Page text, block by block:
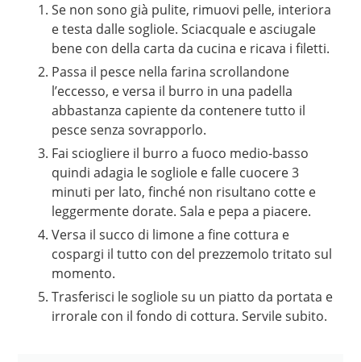
Se non sono già pulite, rimuovi pelle, interiora
e testa dalle sogliole. Sciacquale e asciugale
bene con della carta da cucina e ricava i filetti.
Passa il pesce nella farina scrollandone
l’eccesso, e versa il burro in una padella
abbastanza capiente da contenere tutto il
pesce senza sovrapporlo.
Fai sciogliere il burro a fuoco medio-basso
quindi adagia le sogliole e falle cuocere 3
minuti per lato, finché non risultano cotte e
leggermente dorate. Sala e pepa a piacere.
Versa il succo di limone a fine cottura e
cospargi il tutto con del prezzemolo tritato sul
momento.
Trasferisci le sogliole su un piatto da portata e
irrorale con il fondo di cottura. Servile subito.